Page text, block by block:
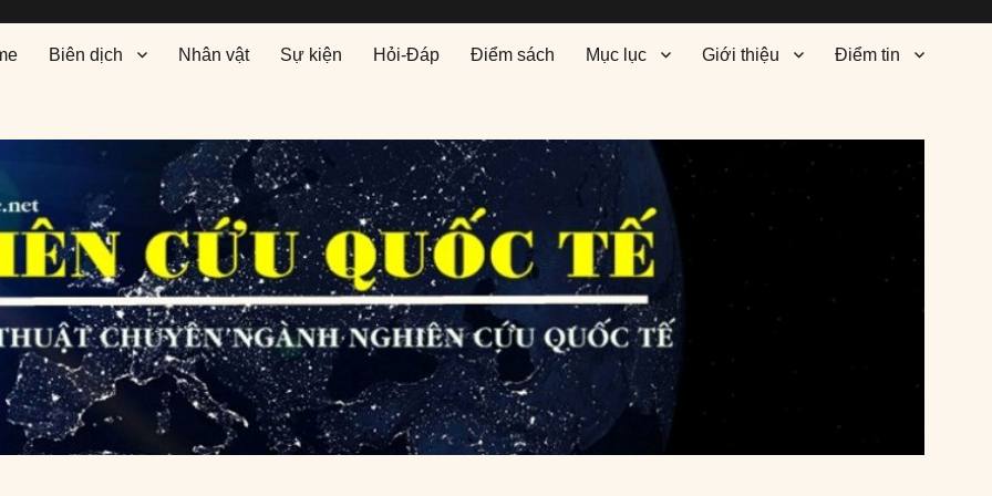
Biên dịch Nhân vật Sự kiện Hỏi-Đáp Điểm sách Mục lục Giới thiệu Điểm tin